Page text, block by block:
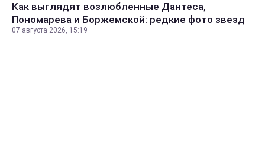
Как выглядят возлюбленные Дантеса,
Пономарева и Боржемской: редкие фото звезд
07 августа 2026, 15:19